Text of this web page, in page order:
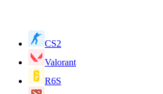
CS2
Valorant
R6S